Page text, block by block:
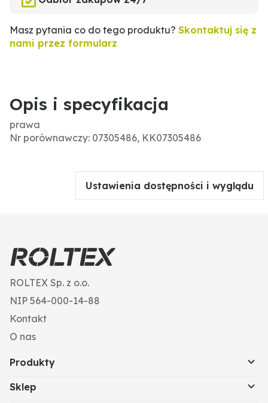
Masz pytania co do tego produktu? Skontaktuj się z
nami przez formularz
Opis i specyfikacja
prawa
Nr porównawczy: 07305486, KK07305486
Ustawienia dostępności i wyglądu
ROLTEX Sp. z o.o.
NIP 564-000-14-88
Kontakt
O nas
Produkty
Sklep